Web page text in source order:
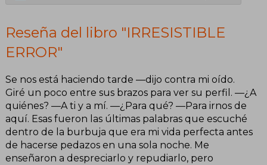
Reseña del libro "IRRESISTIBLE
ERROR"
Se nos está haciendo tarde —dijo contra mi oído.
Giré un poco entre sus brazos para ver su perfil. —¿A
quiénes? —A ti y a mí. —¿Para qué? —Para irnos de
aquí. Esas fueron las últimas palabras que escuché
dentro de la burbuja que era mi vida perfecta antes
de hacerse pedazos en una sola noche. Me
enseñaron a despreciarlo y repudiarlo, pero